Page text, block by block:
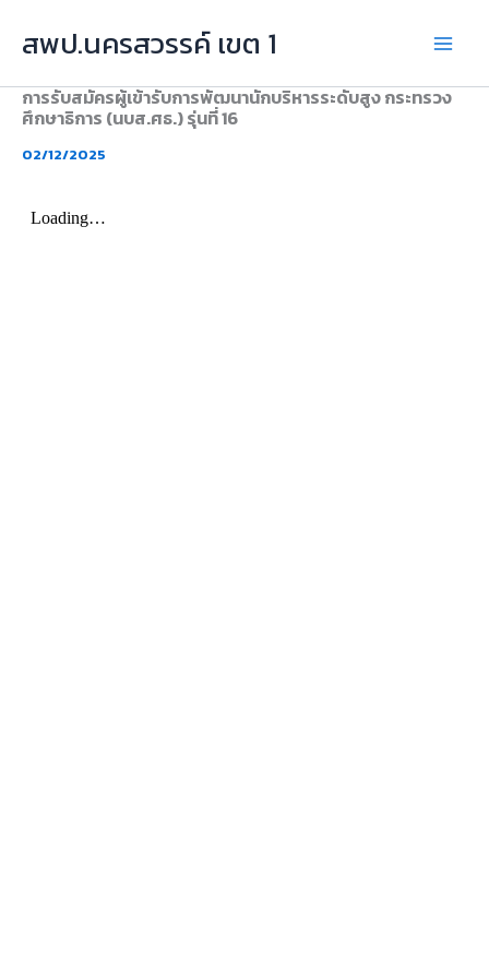
สพป.นครสวรรค์ เขต 1
การรับสมัครผู้เข้ารับการพัฒนานักบริหารระดับสูง กระทรวง
ศึกษาธิการ (นบส.ศธ.) รุ่นที่ 16
02/12/2025